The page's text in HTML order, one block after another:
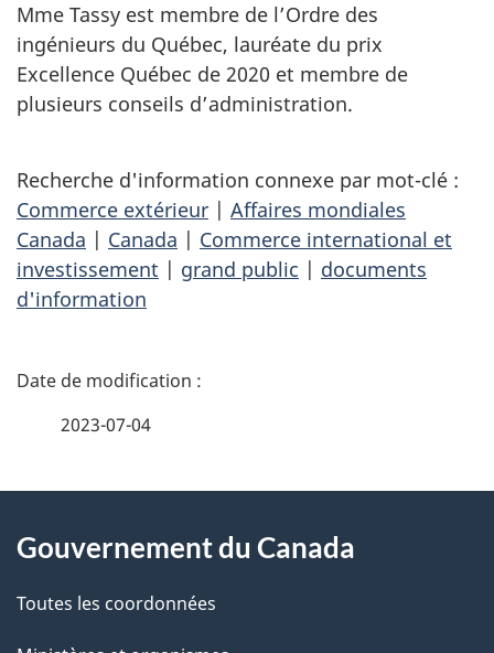
Mme Tassy est membre de l’Ordre des
ingénieurs du Québec, lauréate du prix
Excellence Québec de 2020 et membre de
plusieurs conseils d’administration.
Recherche d'information connexe par mot-clé :
Commerce extérieur | Affaires mondiales
Canada | Canada | Commerce international et
investissement | grand public | documents
d'information
D
i
l
2023-07-04
propos
de
Gouvernement du Canada
Toutes les coordonnées